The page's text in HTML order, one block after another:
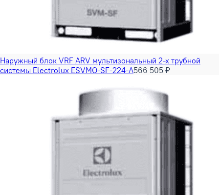
Наружный блок VRF ARV мультизональный 2-х трубной
системы Electrolux ESVMO-SF-224-A566 505 ₽